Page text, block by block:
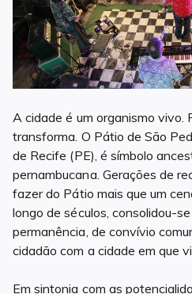
A cidade é um organismo vivo.
transforma. O Pátio de São
de Recife (PE), é símbolo
pernambucana. Gerações de
fazer do Pátio mais que um
longo de séculos, consolidou-
permanência, de convívio
cidadão com a cidade em que
Em sintonia com as